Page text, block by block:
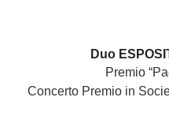
Duo
Premio
Concerto Premio in